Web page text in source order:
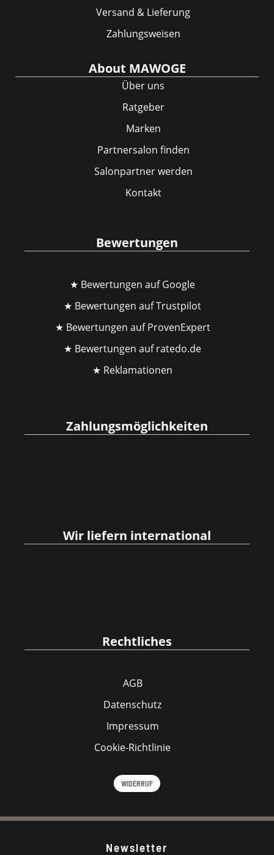
Versand & Lieferung
Zahlungsweisen
About MAWOGE
Über uns
Ratgeber
Marken
Partnersalon finden
Salonpartner werden
Kontakt
Bewertungen
★ Bewertungen auf Google
★ Bewertungen auf Trustpilot
★ Bewertungen auf ProvenExpert
★ Bewertungen auf ratedo.de
★ Reklamationen
Zahlungsmöglichkeiten
Wir liefern international
Rechtliches
AGB
Datenschutz
Impressum
Cookie-Richtlinie
WIDERRUF
Newsletter